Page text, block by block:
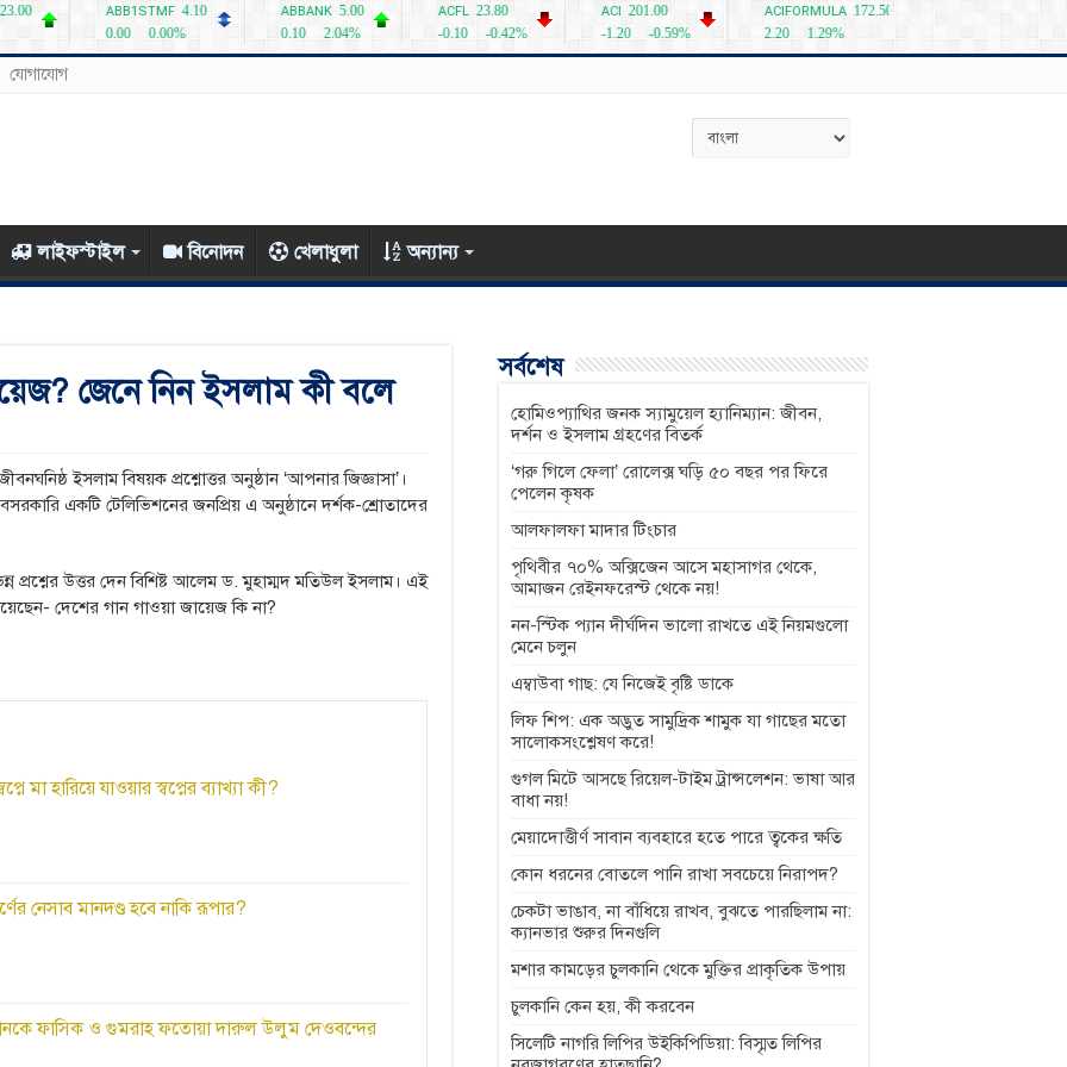
যোগাযোগ
লাইফস্টাইল বিনোদন খেলাধুলা অন্যান্য
জেনে নিন ইসলাম কী বলে
ইসলাম বিষয়ক প্রশ্নোত্তর অনুষ্ঠান ‘আপনার জিজ্ঞাসা’।
একটি টেলিভিশনের জনপ্রিয় এ অনুষ্ঠানে দর্শক-শ্রোতাদের
প্রশ্নের উত্তর দেন বিশিষ্ট আলেম ড. মুহাম্মদ মতিউল ইসলাম। এই
দেশের গান গাওয়া জায়েজ কি না?
মা হারিয়ে যাওয়ার স্বপ্নের ব্যাখ্যা কী?
নেসাব মানদণ্ড হবে নাকি রূপার?
ফাসিক ও গুমরাহ ফতোয়া দারুল উলুম দেওবন্দের
সর্বশেষ
হোমিওপ্যাথির জনক স্যামুয়েল হ্যানিম্যান: জীবন,
দর্শন ও ইসলাম গ্রহণের বিতর্ক
‘গরু গিলে ফেলা’ রোলেক্স ঘড়ি ৫০ বছর পর ফিরে
পেলেন কৃষক
আলফালফা মাদার টিংচার
পৃথিবীর ৭০% অক্সিজেন আসে মহাসাগর থেকে,
আমাজন রেইনফরেস্ট থেকে নয়!
নন-স্টিক প্যান দীর্ঘদিন ভালো রাখতে এই নিয়মগুলো
মেনে চলুন
এম্বাউবা গাছ: যে নিজেই বৃষ্টি ডাকে
লিফ শিপ: এক অদ্ভুত সামুদ্রিক শামুক যা গাছের মতো
সালোকসংশ্লেষণ করে!
গুগল মিটে আসছে রিয়েল-টাইম ট্রান্সলেশন: ভাষা আর
বাধা নয়!
মেয়াদোত্তীর্ণ সাবান ব্যবহারে হতে পারে ত্বকের ক্ষতি
কোন ধরনের বোতলে পানি রাখা সবচেয়ে নিরাপদ?
চেকটা ভাঙাব, না বাঁধিয়ে রাখব, বুঝতে পারছিলাম না:
ক্যানভার শুরুর দিনগুলি
মশার কামড়ের চুলকানি থেকে মুক্তির প্রাকৃতিক উপায়
চুলকানি কেন হয়, কী করবেন
সিলেটি নাগরি লিপির উইকিপিডিয়া: বিস্মৃত লিপির